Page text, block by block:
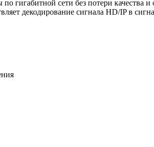
гигабитной сети без потери
декодирование сигнала HD/IP в